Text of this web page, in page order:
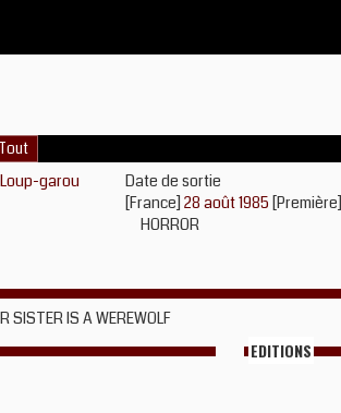
Tout
|Loup-garou
Date de sortie
[France]28 août 1985 [Première]
HORROR
SISTER IS A WEREWOLF
EDITIONS